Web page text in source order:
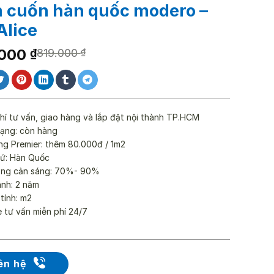
cuốn hàn quốc modero –
819.000₫
₫.
₫
₫.
hệ
tư vấn, giao hàng và lắp đặt nội thành TP.HCM
còn hàng
Premier: thêm 80.000đ / 1m2
Hàn Quốc
cản sáng: 70%- 90%
2 năm
m2
tư vấn miễn phí 24/7